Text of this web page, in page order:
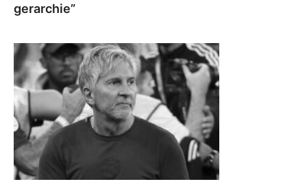
gerarchie”